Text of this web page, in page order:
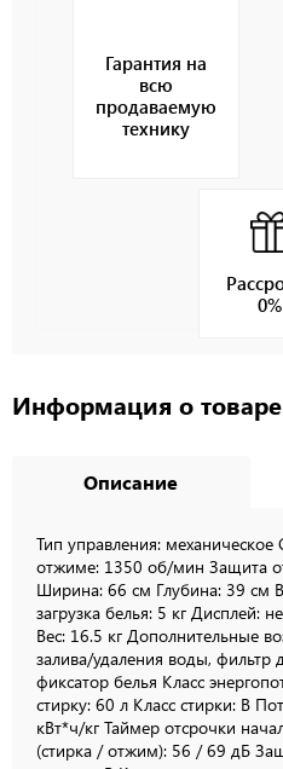
Гарантия на
всю
продаваемую
технику
0%
Информация о товаре
Описание
Тип управления:
отжиме: 1350 об/мин Защита
Ширина: 66 см Глубина: 39 см
загрузка белья: 5 кг Дисплей:
Вес: 16.5 кг Дополнительные
залива/удаления воды, фильтр
фиксатор белья Класс
стирку: 60 л Класс стирки: В
кВт*ч/кг Таймер отсрочки
(стирка / отжим): 56 / 69 дБ